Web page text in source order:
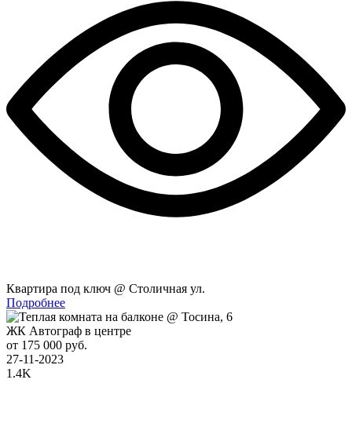
Квартира под ключ @ Столичная ул.
Подробнее
ЖК Автограф в центре
от 175 000 руб.
27-11-2023
1.4K